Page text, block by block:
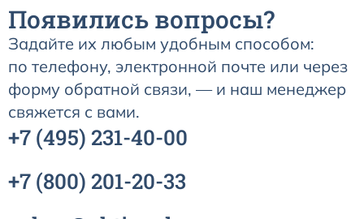
Появились вопросы?
Задайте их любым удобным способом:
по телефону, электронной почте или через
форму обратной связи, — и наш менеджер
свяжется с вами.
+7 (495) 231-40-00
+7 (800) 201-20-33